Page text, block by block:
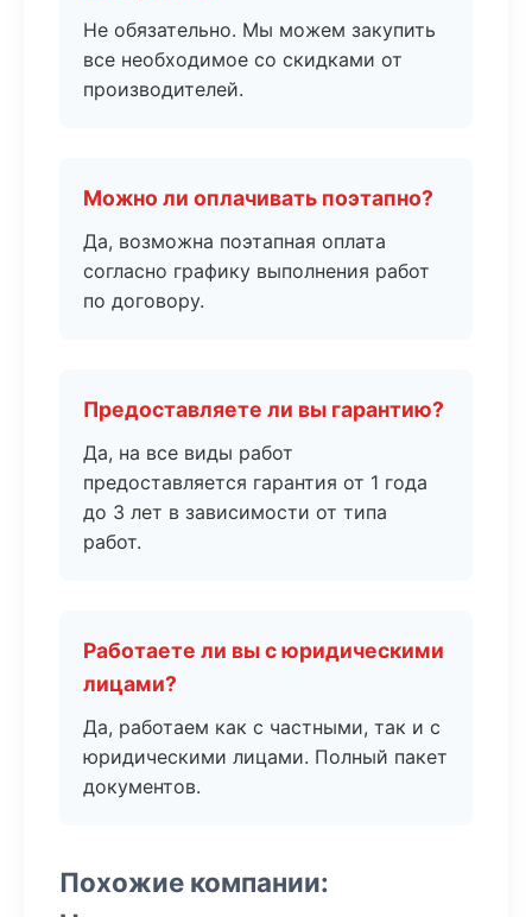
Не обязательно. Мы можем закупить
все необходимое со скидками от
производителей.
Можно ли оплачивать поэтапно?
Да, возможна поэтапная оплата
согласно графику выполнения работ
по договору.
Предоставляете ли вы гарантию?
Да, на все виды работ
предоставляется гарантия от 1 года
до 3 лет в зависимости от типа
работ.
Работаете ли вы с юридическими
лицами?
Да, работаем как с частными, так и с
юридическими лицами. Полный пакет
документов.
Похожие компании: